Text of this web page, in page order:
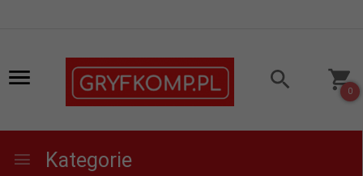
0
Kategorie